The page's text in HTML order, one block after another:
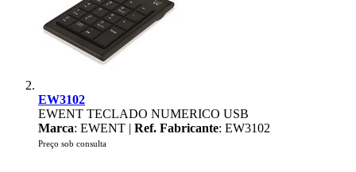
EW3102
EWENT TECLADO NUMERICO USB
Marca: EWENT | Ref. Fabricante: EW3102
Preço sob consulta